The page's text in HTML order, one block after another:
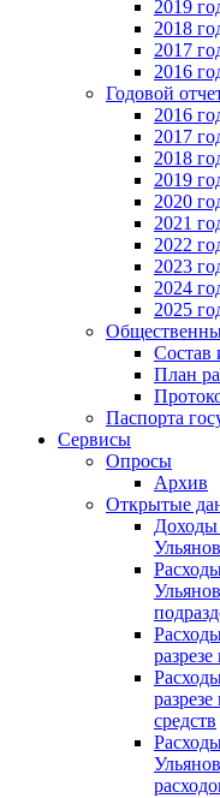
2019
2018
2017
2016
Годовой
2016
2017
2018
2019
2020
2021
2022
2023
2024
2025
Состав
План
Паспорта
Сервисы
Опросы
Архив
Открытые
Доходы
средств